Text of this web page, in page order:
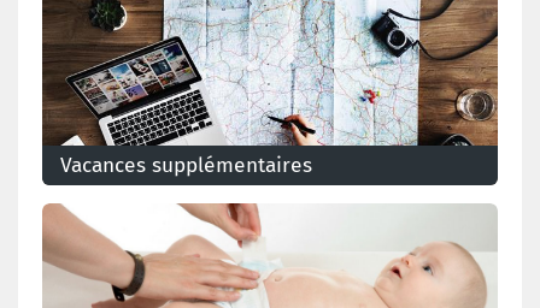
Vacances supplémentaires
Vous n'avez pas droit à des congés ? Pourquoi ne pas
demander les vacances supplémentaires ?